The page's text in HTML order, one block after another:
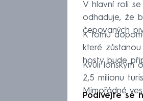
V hlavní roli
odhaduje, že
čepovaných
K tomu
které
hosty bude
Kvůli loňským
2,5 milionu
Mimořádné
Podívejte se